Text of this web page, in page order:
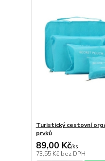
Turistický cestovní
prvků
89,00 Kč/ks
73,55 Kč bez DPH